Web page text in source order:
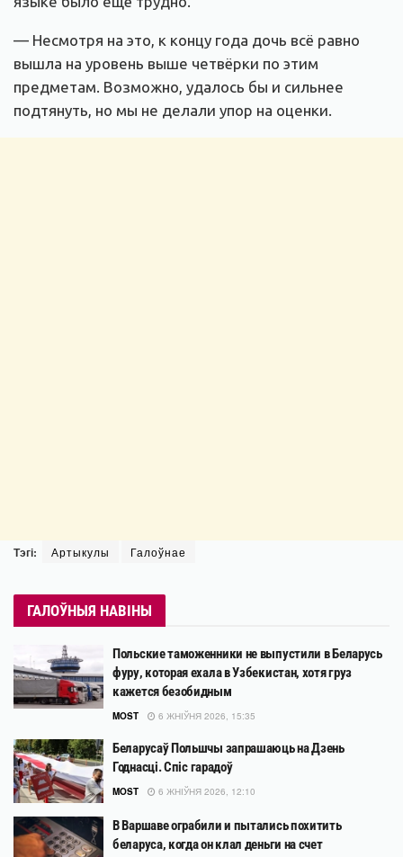
— Несмотря на это, к концу года дочь всё равно
вышла на уровень выше четвёрки по этим
предметам. Возможно, удалось бы и сильнее
подтянуть, но мы не делали упор на оценки.
Тэгі: Артыкулы Галоўнае
ГАЛОЎНЫЯ НАВІНЫ
Польские таможенники не выпустили в Беларусь
фуру, которая ехала в Узбекистан, хотя груз
кажется безобидным
MOST 6 ЖНІЎНЯ 2026, 15:35
Беларусаў Польшчы запрашаюць на Дзень
Годнасці. Спіс гарадоў
MOST 6 ЖНІЎНЯ 2026, 12:10
В Варшаве ограбили и пытались похитить
беларуса, когда он клал деньги на счет